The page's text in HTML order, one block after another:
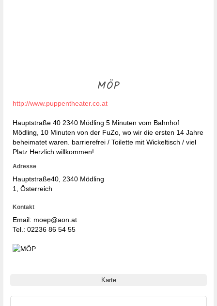
MÖP
http://www.puppentheater.co.at
Hauptstraße 40 2340 Mödling 5 Minuten vom Bahnhof
Mödling, 10 Minuten von der FuZo, wo wir die ersten 14 Jahre
beheimatet waren. barrierefrei / Toilette mit Wickeltisch / viel
Platz Herzlich willkommen!
Adresse
Hauptstraße40 , 2340 Mödling
1, Österreich
Kontakt
Email: moep@aon.at
Tel.: 02236 86 54 55
Karte